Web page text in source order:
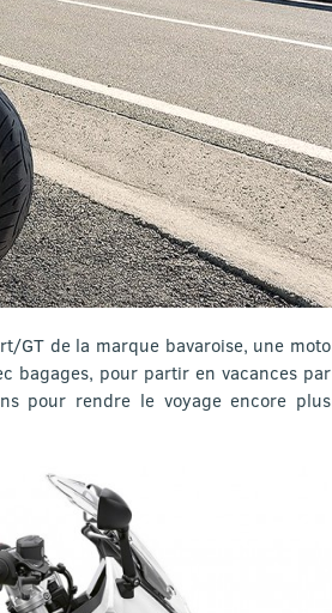
GT de la marque bavaroise, une moto
bagages, pour partir en vacances par
pour rendre le voyage encore plus